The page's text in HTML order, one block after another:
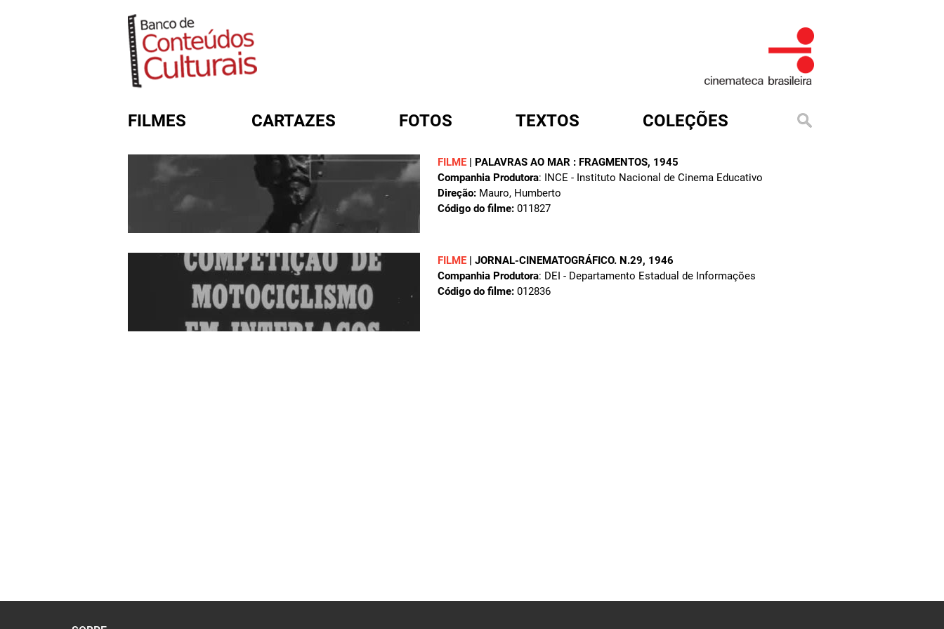
FILMES CARTAZES FOTOS TEXTOS COLEÇÕES
FILME | PALAVRAS AO MAR : FRAGMENTOS, 1945
Companhia Produtora: INCE - Instituto Nacional de Cinema Educativo
Direção: Mauro, Humberto
Código do filme: 011827
FILME | JORNAL-CINEMATOGRÁFICO. N.29, 1946
Companhia Produtora: DEI - Departamento Estadual de Informações
Código do filme: 012836
FORMULÁRIO DE BUSCA